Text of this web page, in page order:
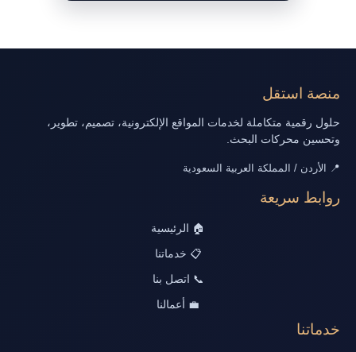
منصة استقل
حلول رقمية متكاملة لخدمات المواقع الإلكترونية، تصميم، تطوير،
وتحسين محركات البحث.
📍 الأردن / المملكة العربية السعودية
روابط سريعة
🏠 الرئيسية
📋 خدماتنا
📞 اتصل بنا
💼 أعمالنا
خدماتنا